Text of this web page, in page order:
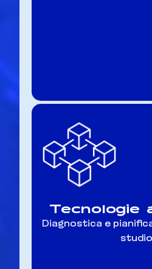
Tecnologie
Diagnostica e
studio